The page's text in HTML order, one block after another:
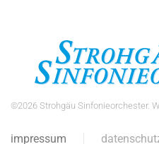
©2026 Strohgäu Sinfonieorchester.
impressum